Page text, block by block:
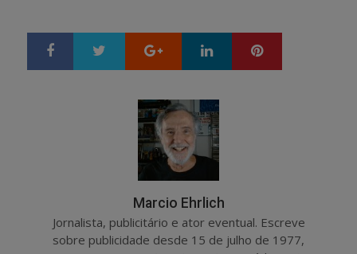
Google+ LinkedIn
Marcio Ehrlich
Jornalista, publicitário e ator eventual. Escreve
sobre publicidade desde 15 de julho de 1977,